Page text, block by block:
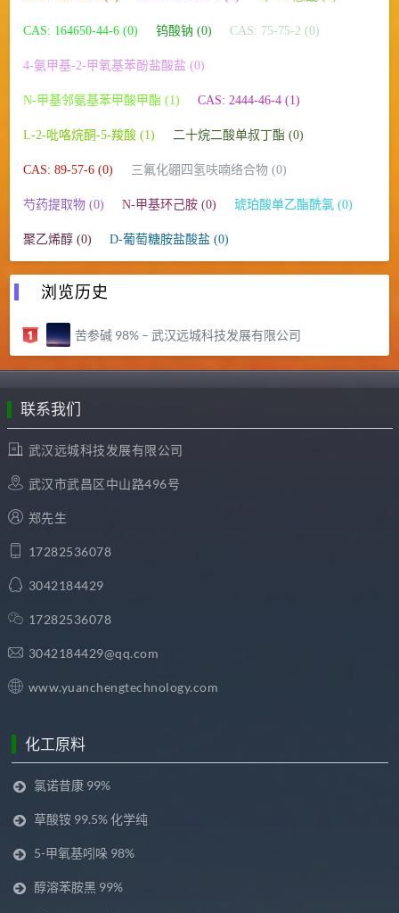
CAS: 164650-44-6 (0) 钨酸钠 (0) CAS: 75-75-2 (0)
4-氨甲基-2-甲氧基苯酚盐酸盐 (0)
N-甲基邻氨基苯甲酸甲酯 (1) CAS: 2444-46-4 (1)
L-2-吡咯烷酮-5-羧酸 (1) 二十烷二酸单叔丁酯 (0)
CAS: 89-57-6 (0) 三氟化硼四氢呋喃络合物 (0)
芍药提取物 (0) N-甲基环己胺 (0) 琥珀酸单乙酯酰氯 (0)
聚乙烯醇 (0) D-葡萄糖胺盐酸盐 (0)
浏览历史
苦参碱 98% – 武汉远城科技发展有限公司
联系我们
武汉远城科技发展有限公司
武汉市武昌区中山路496号
郑先生
17282536078
3042184429
17282536078
3042184429@qq.com
www.yuanchengtechnology.com
化工原料
氯诺昔康 99%
草酸铵 99.5% 化学纯
5-甲氧基吲哚 98%
醇溶苯胺黑 99%